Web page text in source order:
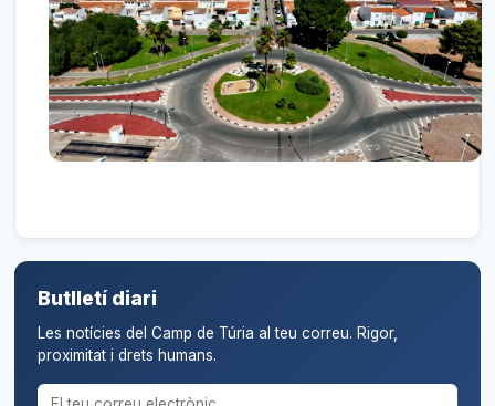
Butlletí diari
Les notícies del Camp de Túria al teu correu. Rigor,
proximitat i drets humans.
Correu electrònic per al butlletí